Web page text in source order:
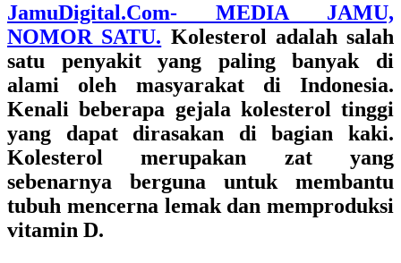
JamuDigital.Com- MEDIA JAMU,
NOMOR SATU. Kolesterol adalah salah
satu penyakit yang paling banyak di
alami oleh masyarakat di Indonesia.
Kenali beberapa gejala kolesterol tinggi
yang dapat dirasakan di bagian kaki.
Kolesterol merupakan zat yang
sebenarnya berguna untuk membantu
tubuh mencerna lemak dan memproduksi
vitamin D.